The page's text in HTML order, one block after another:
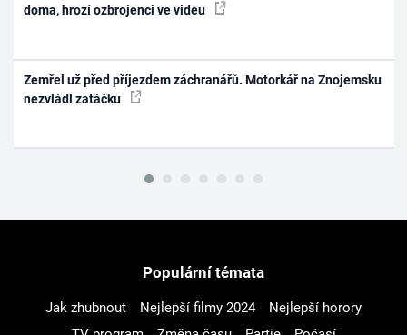
doma, hrozí ozbrojenci ve videu
Zemřel už před příjezdem záchranářů. Motorkář na Znojemsku
nezvládl zatáčku
Populární témata
Jak zhubnout Nejlepší filmy 2024
Nejlepší horory